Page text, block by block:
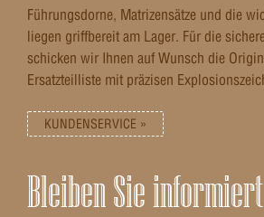
Führungsdorne, Matrizensätze und die
liegen griffbereit am Lager. Für die
schicken wir Ihnen auf Wunsch die
Ersatzteilliste mit präzisen
KUNDENSERVICE »
Bleiben Sie informiert